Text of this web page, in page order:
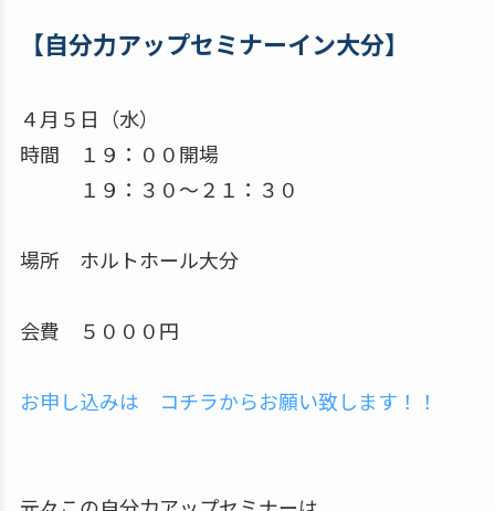
【自分力アップセミナーイン大分】
４月５日（水）
時間 １９：００開場
１９：３０～２１：３０
場所 ホルトホール大分
会費 ５０００円
お申し込みは コチラからお願い致します！！